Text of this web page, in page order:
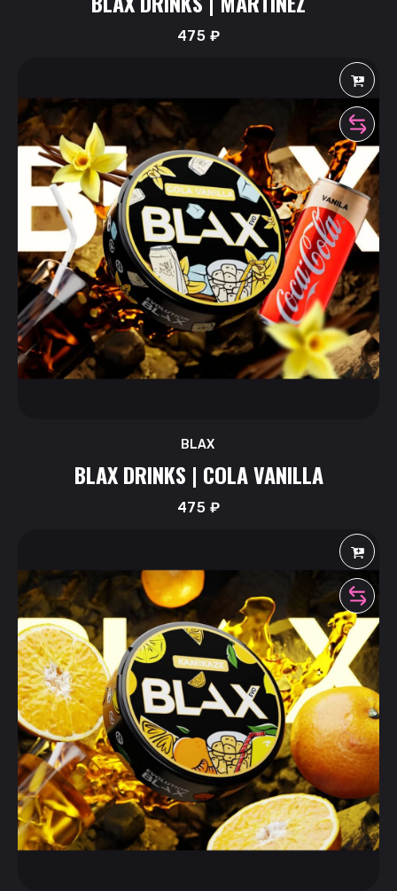
475 ₽
BLAX
BLAX DRINKS | COLA VANILLA
475 ₽